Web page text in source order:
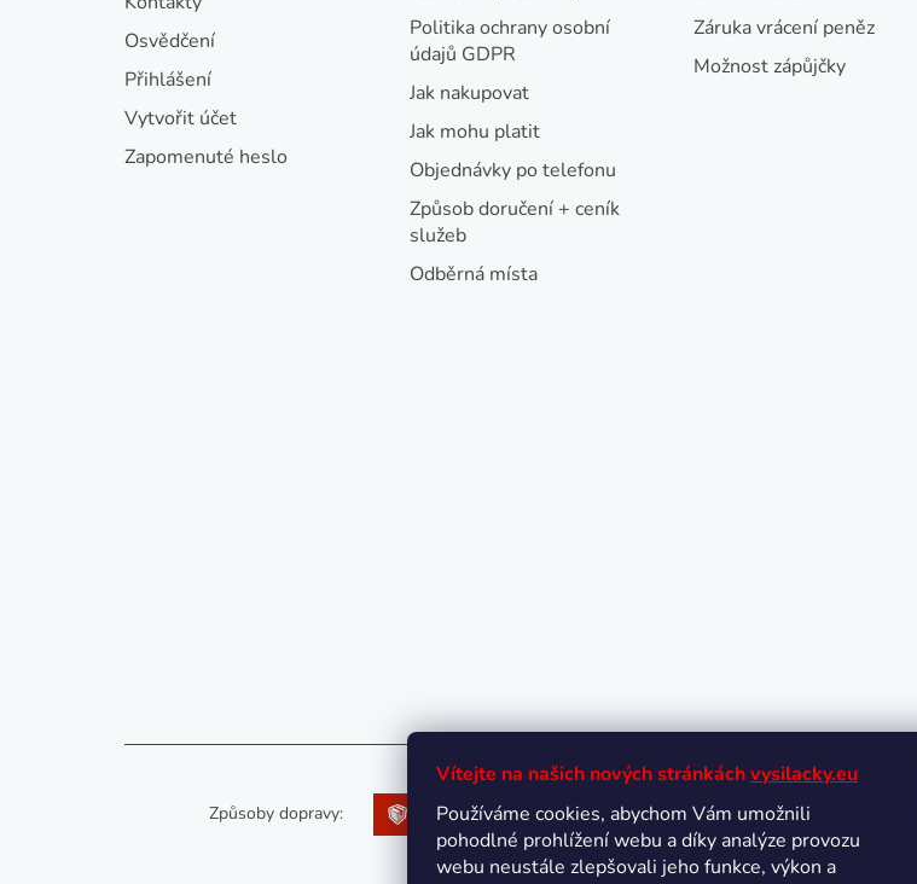
Vítejte na našich nových stránkáchvysilacky.eu
Používáme cookies, abychom Vám umožnili
pohodlné prohlížení webu a díky analýze provozu
webu neustále zlepšovali jeho funkce, výkon a
Osvědčení
Přihlášení
Vytvořit účet
Zapomenuté heslo
Politika ochrany osobní
údajů GDPR
Jak nakupovat
Jak mohu platit
Objednávky po telefonu
Způsob doručení + ceník
služeb
Odběrná místa
Záruka vrácení peněz
Možnost zápůjčky
Způsoby dopravy: